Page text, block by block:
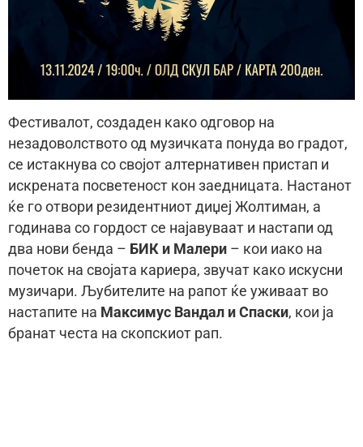
Фестивалот, создаден како одговор на
незадоволството од музичката понуда во градот,
се истакнува со својот алтернативен пристап и
искрената посветеност кон заедницата. Настанот
ќе го отвори резидентниот диџеј Жолтиман, а
годинава со гордост се најавуваат и настапи од
два нови бенда – БИК и Малери – кои иако на
почеток на својата кариера, звучат како искусни
музичари. Љубителите на рапот ќе уживаат во
настапите на Максимус Вандал и Спаски, кои ја
бранат честa на скопскиот рап.